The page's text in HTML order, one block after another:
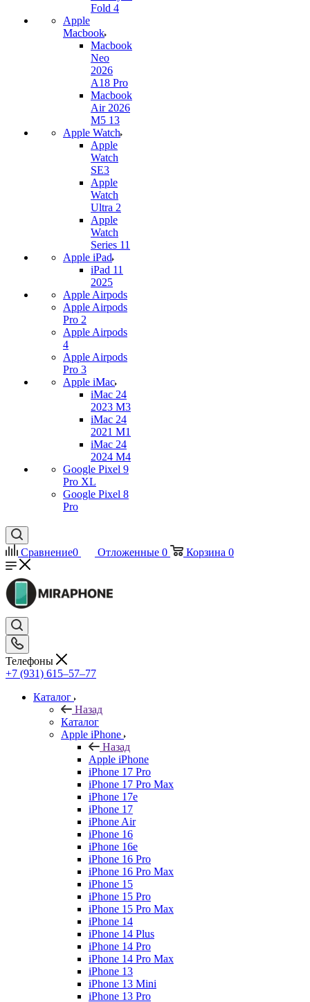
Fold 4
Apple
Macbook
Macbook
Neo
2026
A18 Pro
Macbook
Air 2026
M5 13
Apple Watch
Apple
Watch
SE3
Apple
Watch
Ultra 2
Apple
Watch
Series 11
Apple iPad
iPad 11
2025
Apple Airpods
Apple Airpods
Pro 2
Apple Airpods
4
Apple Airpods
Pro 3
Apple iMac
iMac 24
2023 M3
iMac 24
2021 M1
iMac 24
2024 M4
Google Pixel 9
Pro XL
Google Pixel 8
Pro
Сравнение0 Отложенные 0 Корзина 0
Телефоны
+7 (931) 615‒57‒77
Каталог
Назад
Каталог
Apple iPhone
Назад
Apple iPhone
iPhone 17 Pro
iPhone 17 Pro Max
iPhone 17e
iPhone 17
iPhone Air
iPhone 16
iPhone 16e
iPhone 16 Pro
iPhone 16 Pro Max
iPhone 15
iPhone 15 Pro
iPhone 15 Pro Max
iPhone 14
iPhone 14 Plus
iPhone 14 Pro
iPhone 14 Pro Max
iPhone 13
iPhone 13 Mini
iPhone 13 Pro